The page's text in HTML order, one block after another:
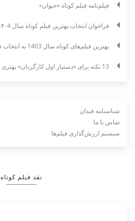
فیلم‌نامه فیلم کوتاه «حیوان»
فراخوان انتخاب بهترین فیلم کوتاه سال ۱۴۰4
بهترین فیلم‌های کوتاه سال 1403 به انتخاب فیدان
13 نکته برای «دستیار اول کارگردان» بهتری بودن
شناسنامه فیدان
تماس با ما
سیستم ارزش‌گذاری فیلم‌ها
نقد فیلم کوتاه